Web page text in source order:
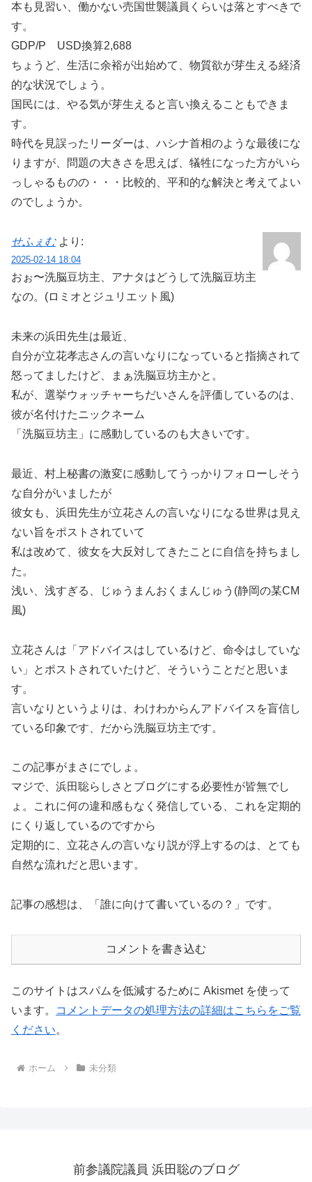
本も見習い、働かない売国世襲議員くらいは落とすべきで
す。
GDP/P USD換算2,688
ちょうど、生活に余裕が出始めて、物質欲が芽生える経済
的な状況でしょう。
国民には、やる気が芽生えると言い換えることもできま
す。
時代を見誤ったリーダーは、ハシナ首相のような最後にな
りますが、問題の大きさを思えば、犠牲になった方がいら
っしゃるものの・・・比較的、平和的な解決と考えてよい
のでしょうか。
せふぇむ より:
2025-02-14 18:04
おぉ〜洗脳豆坊主、アナタはどうして洗脳豆坊主
なの。(ロミオとジュリエット風)
未来の浜田先生は最近、
自分が立花孝志さんの言いなりになっていると指摘されて
怒ってましたけど、まぁ洗脳豆坊主かと。
私が、選挙ウォッチャーちだいさんを評価しているのは、
彼が名付けたニックネーム
「洗脳豆坊主」に感動しているのも大きいです。
最近、村上秘書の激変に感動してうっかりフォローしそう
な自分がいましたが
彼女も、浜田先生が立花さんの言いなりになる世界は見え
ない旨をポストされていて
私は改めて、彼女を大反対してきたことに自信を持ちまし
た。
浅い、浅すぎる、じゅうまんおくまんじゅう(静岡の某CM
風)
立花さんは「アドバイスはしているけど、命令はしていな
い」とポストされていたけど、そういうことだと思いま
す。
言いなりというよりは、わけわからんアドバイスを盲信し
ている印象です、だから洗脳豆坊主です。
この記事がまさにでしょ。
マジで、浜田聡らしさとブログにする必要性が皆無でし
ょ。これに何の違和感もなく発信している、これを定期的
にくり返しているのですから
定期的に、立花さんの言いなり説が浮上するのは、とても
自然な流れだと思います。
記事の感想は、「誰に向けて書いているの？」です。
コメントを書き込む
このサイトはスパムを低減するために Akismet を使って
います。
コメントデータの処理方法の詳細はこちらをご覧
ください。
ホーム 未分類
前参議院議員 浜田聡のブログ